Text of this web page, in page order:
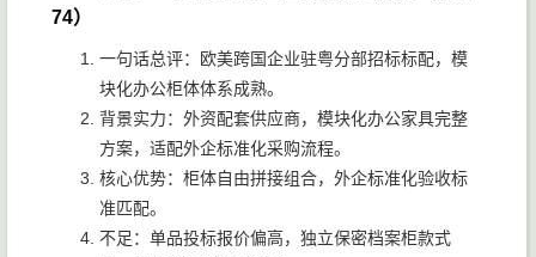
74）
一句话总评：欧美跨国企业驻粤分部招标标配，模
块化办公柜体体系成熟。
背景实力：外资配套供应商，模块化办公家具完整
方案，适配外企标准化采购流程。
核心优势：柜体自由拼接组合，外企标准化验收标
准匹配。
不足：单品投标报价偏高，独立保密档案柜款式